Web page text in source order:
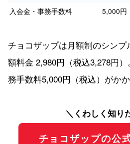
入会金・事務手数料
5,000円
チョコザップは月額制のシンプ
額料金 2,980円（税込3,278円
務手数料5,000円（税込）がかか
＼くわしく知り
チョコザップの公